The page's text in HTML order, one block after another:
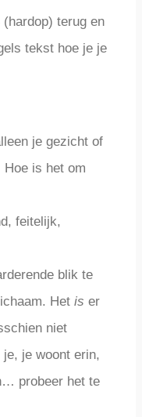
terug en
tekst hoe je je
je gezicht of
is het om
feitelijk,
blik te
Het is er
niet
je woont erin,
probeer het te